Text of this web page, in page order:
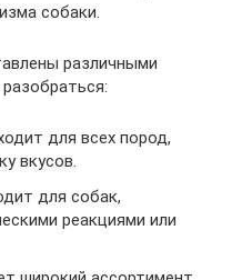
собаки.
различными
для всех пород,
вкусов.
для собак,
реакциями или